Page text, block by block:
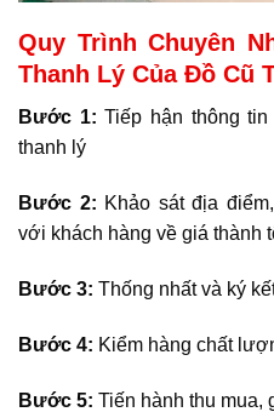
Quy Trình Chuyên
Thanh Lý Của Đồ Cũ
Bước 1: Tiếp hận thông
thanh lý
Bước 2: Khảo sát địa
với khách hàng về giá thành
Bước 3: Thống nhất và ký
Bước 4: Kiểm hàng chất
Bước 5: Tiến hành thu mua,